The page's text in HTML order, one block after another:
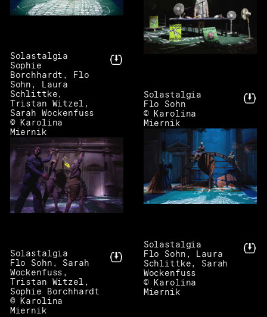
Solastalgia
Sophie
Borchhardt, Flo
Sohn, Laura
Schlittke,
Tristan Witzel,
Sarah Wockenfuss
© Karolina
Miernik
Solastalgia
Flo Sohn
© Karolina
Miernik
Solastalgia
Flo Sohn, Laura
Schlittke, Sarah
Wockenfuss
© Karolina
Miernik
Solastalgia
Flo Sohn, Sarah
Wockenfuss,
Tristan Witzel,
Sophie Borchhardt
© Karolina
Miernik